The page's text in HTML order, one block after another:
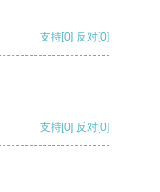
支持[0] 反对[0]
支持[0] 反对[0]